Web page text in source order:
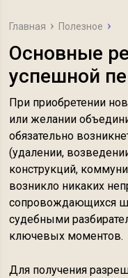
Главная Полезное
Основные
успешной
При приобретении
или желании
обязательно
(удалении,
конструкций,
возникло никаких
сопровождающихся
судебными
ключевых моментов.
Для получения